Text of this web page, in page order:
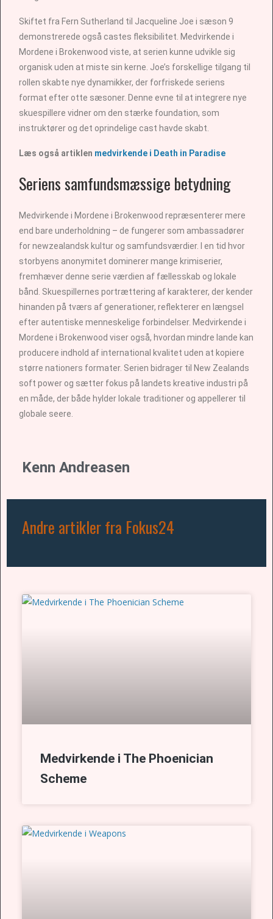
Skiftet fra Fern Sutherland til Jacqueline Joe i sæson 9
demonstrerede også castes fleksibilitet. Medvirkende i
Mordene i Brokenwood viste, at serien kunne udvikle sig
organisk uden at miste sin kerne. Joe’s forskellige tilgang til
rollen skabte nye dynamikker, der forfriskede seriens
format efter otte sæsoner. Denne evne til at integrere nye
skuespillere vidner om den stærke foundation, som
instruktører og det oprindelige cast havde skabt.
Læs også artiklen medvirkende i Death in Paradise
Seriens samfundsmæssige betydning
Medvirkende i Mordene i Brokenwood repræsenterer mere
end bare underholdning – de fungerer som ambassadører
for newzealandsk kultur og samfundsværdier. I en tid hvor
storbyens anonymitet dominerer mange krimiserier,
fremhæver denne serie værdien af fællesskab og lokale
bånd. Skuespillernes portrættering af karakterer, der kender
hinanden på tværs af generationer, reflekterer en længsel
efter autentiske menneskelige forbindelser. Medvirkende i
Mordene i Brokenwood viser også, hvordan mindre lande kan
producere indhold af international kvalitet uden at kopiere
større nationers formater. Serien bidrager til New Zealands
soft power og sætter fokus på landets kreative industri på
en måde, der både hylder lokale traditioner og appellerer til
globale seere.
Kenn Andreasen
Andre artikler fra Fokus24
Medvirkende i The Phoenician
Scheme